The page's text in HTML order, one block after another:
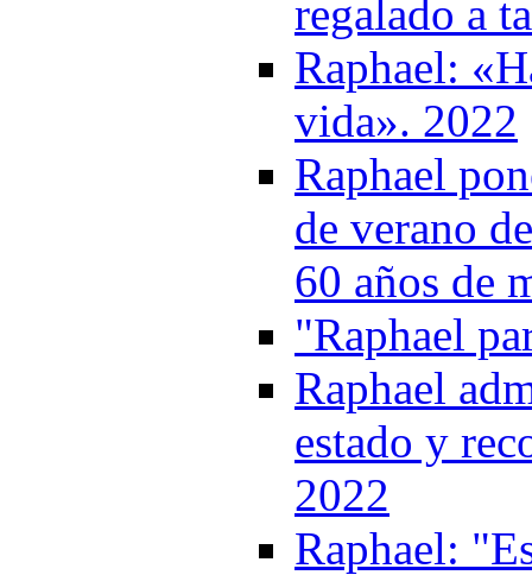
regalado a
Raphael:
vida». 2022
Raphael
de verano
60 años de
"Raphael
Raphael
estado y
2022
Raphael: